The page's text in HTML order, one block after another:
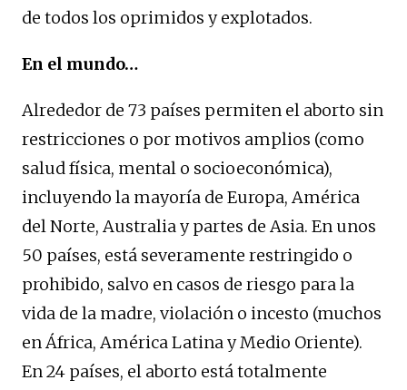
de todos los oprimidos y explotados.
En el mundo…
Alrededor de 73 países permiten el aborto sin
restricciones o por motivos amplios (como
salud física, mental o socioeconómica),
incluyendo la mayoría de Europa, América
del Norte, Australia y partes de Asia. En unos
50 países, está severamente restringido o
prohibido, salvo en casos de riesgo para la
vida de la madre, violación o incesto (muchos
en África, América Latina y Medio Oriente).
En 24 países, el aborto está totalmente